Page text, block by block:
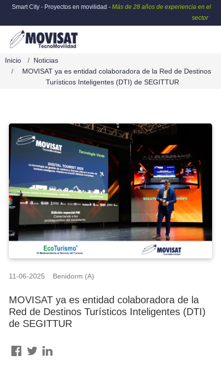
Smart City - Proyectos en movilidad - Más de 28 años de experiencia en el
sector
Inicio
Noticias
MOVISAT ya es entidad colaboradora de la Red de Destinos
Turísticos Inteligentes (DTI) de SEGITTUR
11-06-2025 Benidorm (A)
MOVISAT ya es entidad colaboradora de la
Red de Destinos Turísticos Inteligentes (DTI)
de SEGITTUR